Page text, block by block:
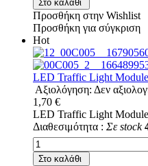
Στο καλάθι
Προσθήκη στην Wishlist
Προσθήκη για σύγκριση
Hot
LED Traffic Light
Αξιολόγηση: Δεν
1,70 €
LED Traffic Light
Διαθεσιμότητα : Σε stock
Στο καλάθι